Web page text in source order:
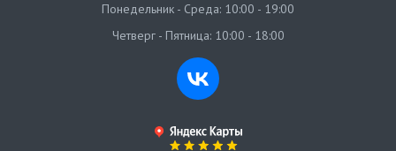
Понедельник - Среда: 10:00 - 19:00
Четверг - Пятница: 10:00 - 18:00